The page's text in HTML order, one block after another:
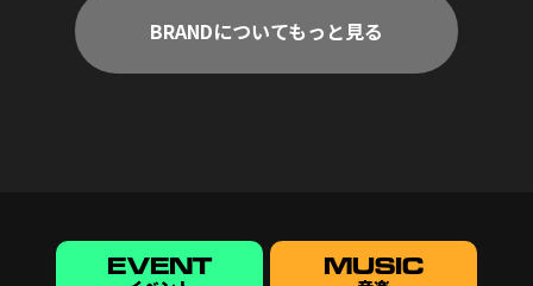
BRANDについてもっと見る
EVENT MUSIC